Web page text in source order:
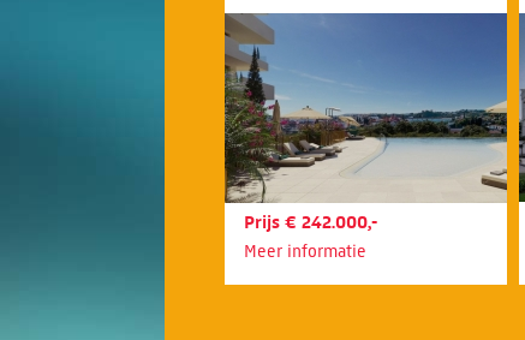
Prijs € 242.000,-
Meer informatie